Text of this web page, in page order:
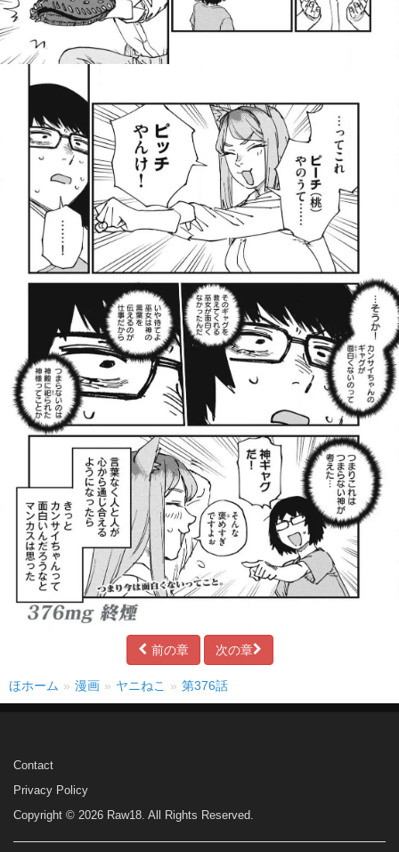
前の章 次の章
ほホーム 漫画 ヤニねこ 第376話
Contact
Privacy Policy
Copyright © 2026 Raw18. All Rights Reserved.